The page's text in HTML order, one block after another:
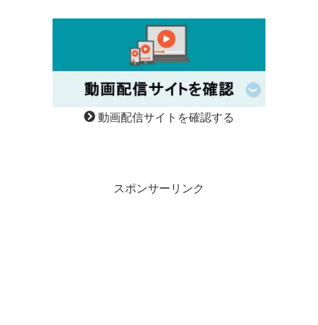
動画配信サイトを確認する
スポンサーリンク